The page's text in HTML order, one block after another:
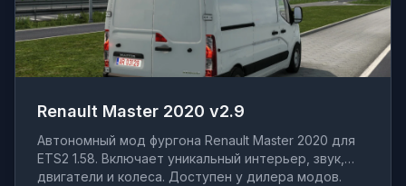
Renault Master 2020 v2.9
Автономный мод фургона Renault Master 2020 для
ETS2 1.58. Включает уникальный интерьер, звук,
двигатели и колеса. Доступен у дилера модов.